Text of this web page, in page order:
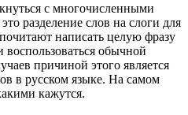
с многочисленными
разделение слов на слоги для
написать целую фразу
обычной
причиной этого является
в русском языке. На самом
кажутся.